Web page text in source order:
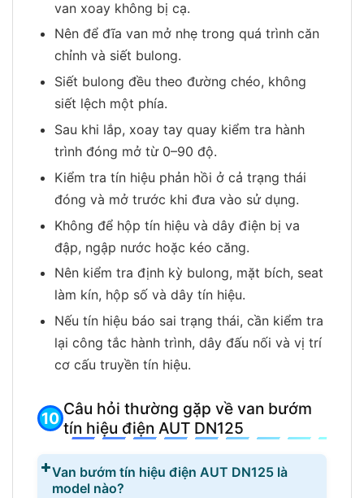
van xoay không bị cạ.
Nên để đĩa van mở nhẹ trong quá trình căn
chỉnh và siết bulong.
Siết bulong đều theo đường chéo, không
siết lệch một phía.
Sau khi lắp, xoay tay quay kiểm tra hành
trình đóng mở từ 0–90 độ.
Kiểm tra tín hiệu phản hồi ở cả trạng thái
đóng và mở trước khi đưa vào sử dụng.
Không để hộp tín hiệu và dây điện bị va
đập, ngập nước hoặc kéo căng.
Nên kiểm tra định kỳ bulong, mặt bích, seat
làm kín, hộp số và dây tín hiệu.
Nếu tín hiệu báo sai trạng thái, cần kiểm tra
lại công tắc hành trình, dây đấu nối và vị trí
cơ cấu truyền tín hiệu.
Câu hỏi thường gặp về van bướm
tín hiệu điện AUT DN125
Van bướm tín hiệu điện AUT DN125 là
model nào?